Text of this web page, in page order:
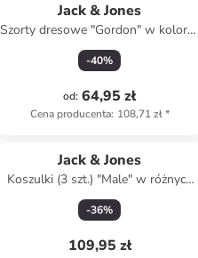
Jack & Jones
Szorty dresowe "Gordon" w kolorze
czarnym
-40%
od: 64,95 zł
Cena producenta: 108,71 zł*
Jack & Jones
Koszulki (3 szt.) "Male" w różnych
kolorach
-36%
109,95 zł